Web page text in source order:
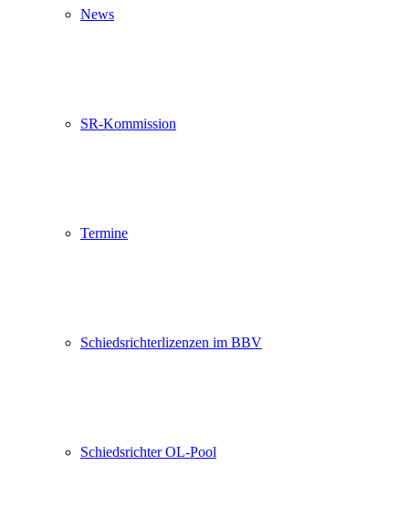
News
SR-Kommission
Termine
Schiedsrichterlizenzen im BBV
Schiedsrichter OL-Pool